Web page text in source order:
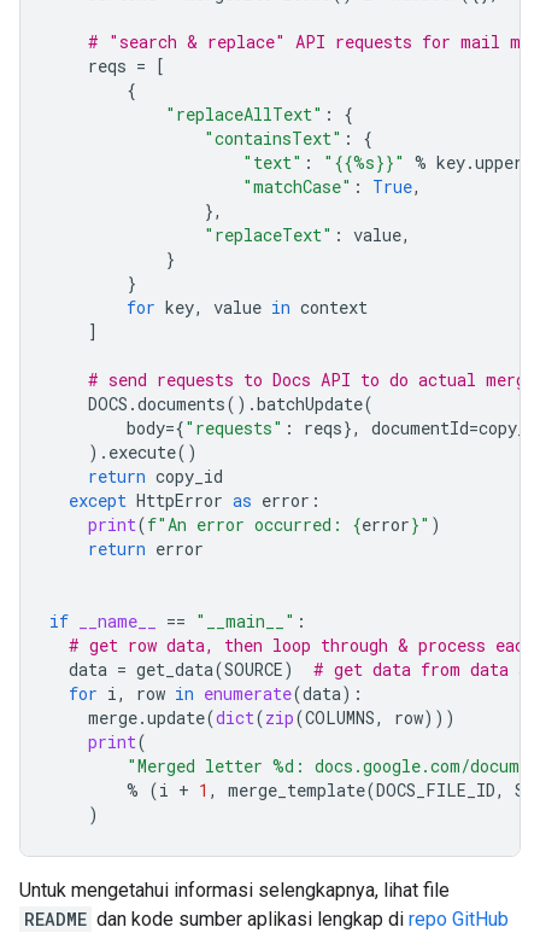
# "search & replace" API requests for mail
reqs = [
{
"replaceAllText" :
{
"containsText" :
{
"text" : "{{%s}}" % key.upper
"matchCase" : True,
},
"replaceText" : value,
}
}
for key, value in context
]
# send requests to Docs API to do actual merge
DOCS .documents() .batchUpdate(
body={"requests" : reqs}, documentId=
) . execute()
return copy_id
except HttpError as error :
print(f"An error occurred: {error}" )
return error
if __name__ == "__main__" :
# get row data, then loop through & process
data = get_data(SOURCE)
# get data from data
for i, row in enumerate(data):
merge.update(dict(zip(COLUMNS, row)))
print(
"Merged letter %d : docs.google.com/
% (i + 1 , merge_template(DOCS_FILE_ID,
)
Untuk mengetahui informasi selengkapnya, lihat file
README dan kode sumber aplikasi lengkap di repo GitHub